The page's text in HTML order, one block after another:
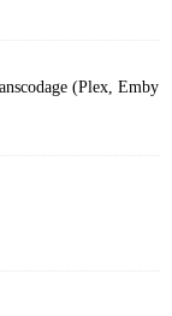
(Plex, Emby